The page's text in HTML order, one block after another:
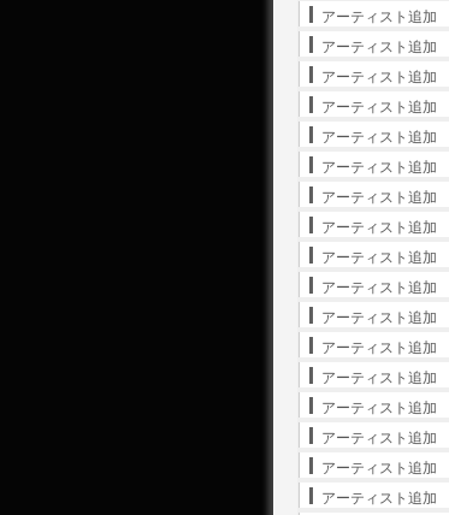
アーティスト追加
アーティスト追加
アーティスト追加
アーティスト追加
アーティスト追加
アーティスト追加
アーティスト追加
アーティスト追加
アーティスト追加
アーティスト追加
アーティスト追加
アーティスト追加
アーティスト追加
アーティスト追加
アーティスト追加
アーティスト追加
アーティスト追加